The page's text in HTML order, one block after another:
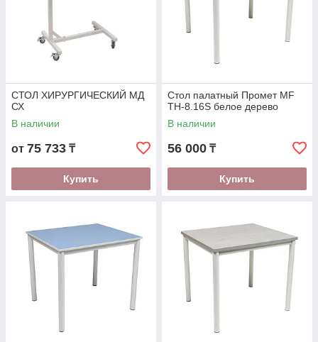
СТОЛ ХИРУРГИЧЕСКИЙ МД
СХ
В наличии
от 75 733 ₸
Купить
Стол палатный Промет MF
TH-8.16S белое дерево
В наличии
56 000 ₸
Купить